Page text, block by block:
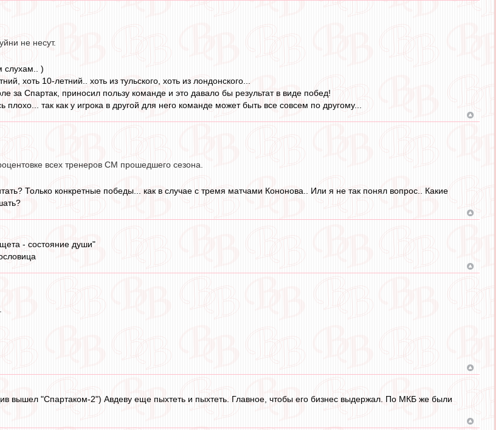
не несут.
слухам.. )
хоть 10-летний.. хоть из тульского, хоть из лондонского...
за Спартак, приносил пользу команде и это давало бы результат в виде побед!
так как у игрока в другой для него команде может быть все совсем по другому...
всех тренеров СМ прошедшего сезона.
Только конкретные победы... как в случае с тремя матчами Кононова.. Или я не так понял вопрос.. Какие
- состояние души"
вышел "Спартаком-2") Авдеву еще пыхтеть и пыхтеть. Главное, чтобы его бизнес выдержал. По МКБ же были